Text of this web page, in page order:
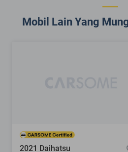
Mobil Lain Yang
2021 Daihatsu